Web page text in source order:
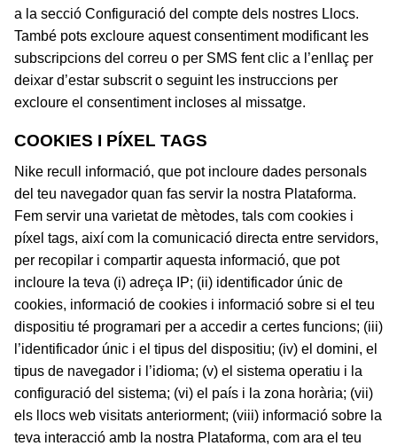
a la secció Configuració del compte dels nostres Llocs.
També pots excloure aquest consentiment modificant les
subscripcions del correu o per SMS fent clic a l’enllaç per
deixar d’estar subscrit o seguint les instruccions per
excloure el consentiment incloses al missatge.
COOKIES I PÍXEL TAGS
Nike recull informació, que pot incloure dades personals
del teu navegador quan fas servir la nostra Plataforma.
Fem servir una varietat de mètodes, tals com cookies i
píxel tags, així com la comunicació directa entre servidors,
per recopilar i compartir aquesta informació, que pot
incloure la teva (i) adreça IP; (ii) identificador únic de
cookies, informació de cookies i informació sobre si el teu
dispositiu té programari per a accedir a certes funcions; (iii)
l’identificador únic i el tipus del dispositiu; (iv) el domini, el
tipus de navegador i l’idioma; (v) el sistema operatiu i la
configuració del sistema; (vi) el país i la zona horària; (vii)
els llocs web visitats anteriorment; (viii) informació sobre la
teva interacció amb la nostra Plataforma, com ara el teu